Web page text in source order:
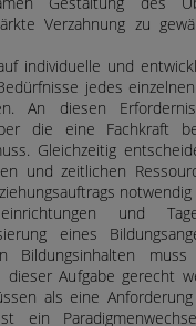
Verzahnung zu
individuelle und
jedes
An diesen
die eine Fachkraft
Gleichzeitig
und zeitlichen
notwendig
und
eines
Bildungsinhalten
Aufgabe gerecht
als eine
ein